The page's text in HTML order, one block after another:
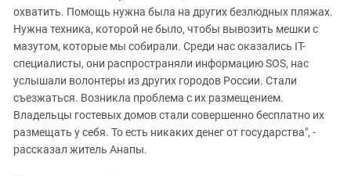
охватить. Помощь нужна была на других безлюдных пляжах.
Нужна техника, которой не было, чтобы вывозить мешки с
мазутом, которые мы собирали. Среди нас оказались IT-
специалисты, они распространяли информацию SOS, нас
услышали волонтеры из других городов России. Стали
съезжаться. Возникла проблема с их размещением.
Владельцы гостевых домов стали совершенно бесплатно их
размещать у себя. То есть никаких денег от государства", -
рассказал житель Анапы.